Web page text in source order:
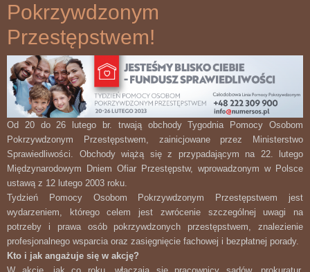
Pokrzywdzonym
Przestępstwem!
Od 20 do 26 lutego br. trwają obchody Tygodnia Pomocy Osobom
Pokrzywdzonym Przestępstwem, zainicjowane przez Ministerstwo
Sprawiedliwości. Obchody wiążą się z przypadającym na 22. lutego
Międzynarodowym Dniem Ofiar Przestępstw, wprowadzonym w Polsce
ustawą z 12 lutego 2003 roku.
Tydzień Pomocy Osobom Pokrzywdzonym Przestępstwem jest
wydarzeniem, którego celem jest zwrócenie szczególnej uwagi na
potrzeby i prawa osób pokrzywdzonych przestępstwem, znalezienie
profesjonalnego wsparcia oraz zasięgnięcie fachowej i bezpłatnej porady.
Kto i jak angażuje się w akcję?